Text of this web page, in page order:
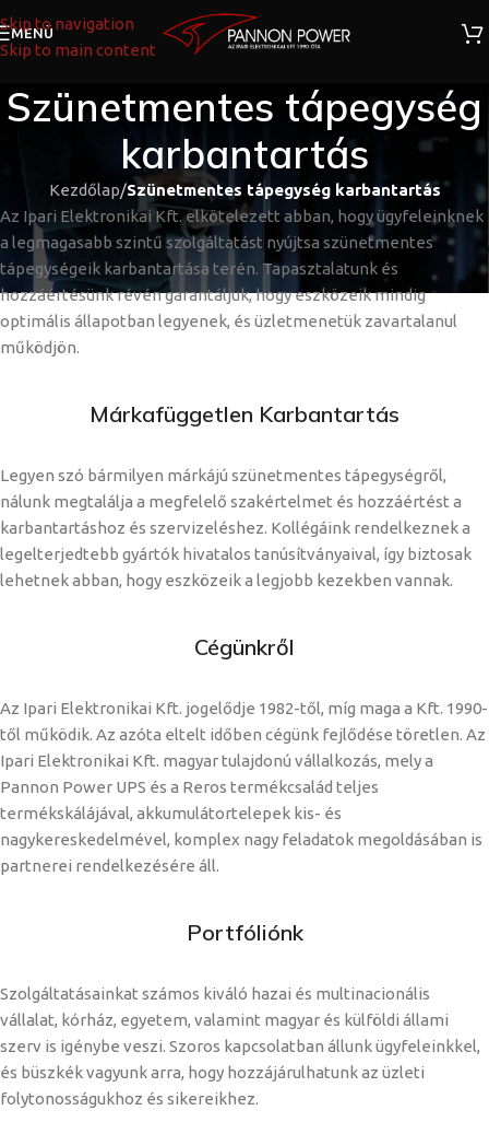
Skip to navigation
Skip to main content
MENÜ
Szünetmentes tápegység
karbantartás
Kezdőlap/Szünetmentes tápegység karbantartás
Az Ipari Elektronikai Kft. elkötelezett abban, hogy ügyfeleinknek
a legmagasabb szintű szolgáltatást nyújtsa szünetmentes
tápegységeik karbantartása terén. Tapasztalatunk és
hozzáértésünk révén garantáljuk, hogy eszközeik mindig
optimális állapotban legyenek, és üzletmenetük zavartalanul
működjön.
Márkafüggetlen Karbantartás
Legyen szó bármilyen márkájú szünetmentes tápegységről,
nálunk megtalálja a megfelelő szakértelmet és hozzáértést a
karbantartáshoz és szervizeléshez. Kollégáink rendelkeznek a
legelterjedtebb gyártók hivatalos tanúsítványaival, így biztosak
lehetnek abban, hogy eszközeik a legjobb kezekben vannak.
Cégünkről
Az Ipari Elektronikai Kft. jogelődje 1982-től, míg maga a Kft. 1990-
től működik. Az azóta eltelt időben cégünk fejlődése töretlen. Az
Ipari Elektronikai Kft. magyar tulajdonú vállalkozás, mely a
Pannon Power UPS és a Reros termékcsalád teljes
termékskálájával, akkumulátortelepek kis- és
nagykereskedelmével, komplex nagy feladatok megoldásában is
partnerei rendelkezésére áll.
Portfóliónk
Szolgáltatásainkat számos kiváló hazai és multinacionális
vállalat, kórház, egyetem, valamint magyar és külföldi állami
szerv is igénybe veszi. Szoros kapcsolatban állunk ügyfeleinkkel,
és büszkék vagyunk arra, hogy hozzájárulhatunk az üzleti
folytonosságukhoz és sikereikhez.